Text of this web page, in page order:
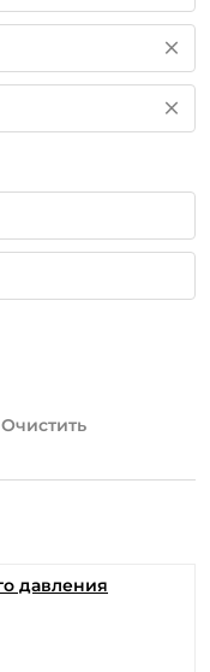
Очистить
давления